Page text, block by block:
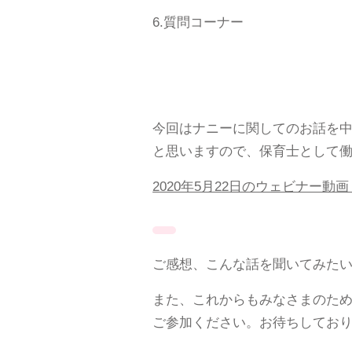
6.質問コーナー
今回はナニーに関してのお話を
と思いますので、保育士として
2020年5月22日のウェビナー動
ご感想、こんな話を聞いてみた
また、これからもみなさまのた
ご参加ください。お待ちしており